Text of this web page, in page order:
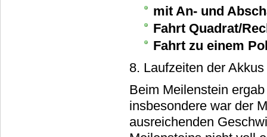
mit An- und
Fahrt Quadrat/
Fahrt zu einem
8. Laufzeiten der
Beim Meilenstein
insbesondere war der
ausreichenden